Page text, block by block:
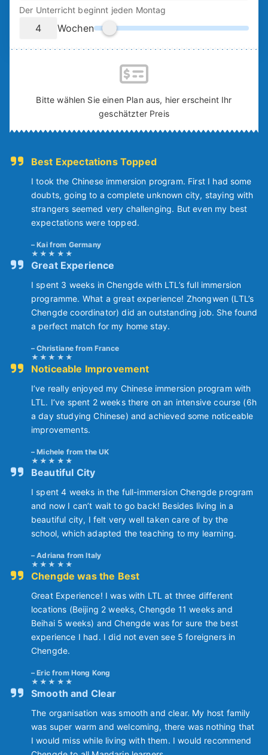
Der Unterricht beginnt jeden Montag
Wochen
Bitte wählen Sie einen Plan aus, hier erscheint Ihr
geschätzter Preis
Best Expectations Topped
I took the Chinese immersion program. First I had some
doubts, going to a complete unknown city, staying with
strangers seemed very challenging. But even my best
expectations were topped.
Kai from Germany
Great Experience
I spent 3 weeks in Chengde with LTL’s full immersion
programme. What a great experience! Zhongwen (LTL’s
Chengde coordinator) did an outstanding job. She found
a perfect match for my home stay.
Christiane from France
Noticeable Improvement
I’ve really enjoyed my Chinese immersion program with
LTL. I’ve spent 2 weeks there on an intensive course (6h
a day studying Chinese) and achieved some noticeable
improvements.
Michele from the UK
Beautiful City
I spent 4 weeks in the full-immersion Chengde program
and now I can’t wait to go back! Besides living in a
beautiful city, I felt very well taken care of by the
school, which adapted the teaching to my learning.
Adriana from Italy
Chengde was the Best
Great Experience! I was with LTL at three different
locations (Beijing 2 weeks, Chengde 11 weeks and
Beihai 5 weeks) and Chengde was for sure the best
experience I had. I did not even see 5 foreigners in
Chengde.
Eric from Hong Kong
Smooth and Clear
The organisation was smooth and clear. My host family
was super warm and welcoming, there was nothing that
I would miss while living with them. I would recommend